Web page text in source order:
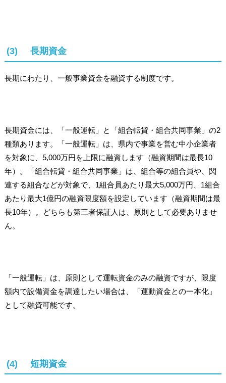
(3) 長期資金
長期にわたり、一般事業資金を融資する制度です。
長期資金には、「一般運転」と「組合転貸・組合共同事業」の2
種類あります。「一般運転」は、県内で事業を営む中小企業者
を対象に、5,000万円を上限に融資します（融資期間は最長10
年）。「組合転貸・組合共同事業」は、組合等の組合員や、関
連する組合などが対象で、1組合員あたり最大5,000万円、1組合
あたり最大1億円の融資限度額を設定しています（融資期間は最
長10年）。どちらも第三者保証人は、原則として必要ありませ
ん。
「一般運転」は、原則として運転資金のみの融資ですが、限度
額内で設備資金を調達したい場合は、「運動資金との一本化」
として融資可能です。
(4) 短期資金